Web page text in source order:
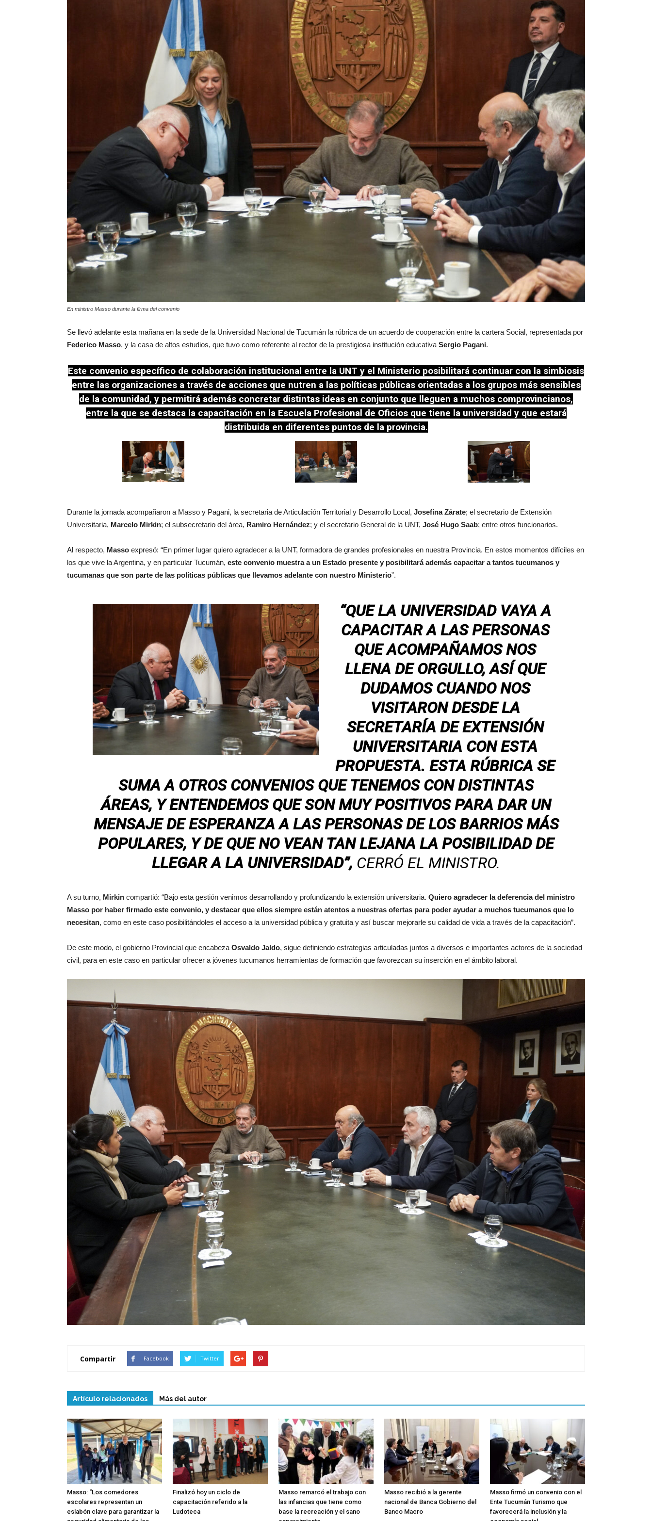
En ministro Masso durante la firma del convenio
Se llevó adelante esta mañana en la sede de la Universidad Nacional de Tucumán la rúbrica de un acuerdo de cooperación entre la cartera Social, representada por
Federico Masso, y la casa de altos estudios, que tuvo como referente al rector de la prestigiosa institución educativa Sergio Pagani.
Este convenio específico de colaboración institucional entre la UNT y el Ministerio posibilitará continuar con la simbiosis
entre las organizaciones a través de acciones que nutren a las políticas públicas orientadas a los grupos más sensibles
de la comunidad, y permitirá además concretar distintas ideas en conjunto que lleguen a muchos comprovincianos,
entre la que se destaca la capacitación en la Escuela Profesional de Oficios que tiene la universidad y que estará
distribuida en diferentes puntos de la provincia.
Durante la jornada acompañaron a Masso y Pagani, la secretaria de Articulación Territorial y Desarrollo Local, Josefina Zárate; el secretario de Extensión
Universitaria, Marcelo Mirkin; el subsecretario del área, Ramiro Hernández; y el secretario General de la UNT, José Hugo Saab; entre otros funcionarios.
Al respecto, Masso expresó: “En primer lugar quiero agradecer a la UNT, formadora de grandes profesionales en nuestra Provincia. En estos momentos difíciles en
los que vive la Argentina, y en particular Tucumán, este convenio muestra a un Estado presente y posibilitará además capacitar a tantos tucumanos y
tucumanas que son parte de las políticas públicas que llevamos adelante con nuestro Ministerio”.
“QUE LA UNIVERSIDAD VAYA A
CAPACITAR A LAS PERSONAS
QUE ACOMPAÑAMOS NOS
LLENA DE ORGULLO, ASÍ QUE
DUDAMOS CUANDO NOS
VISITARON DESDE LA
SECRETARÍA DE EXTENSIÓN
UNIVERSITARIA CON ESTA
PROPUESTA. ESTA RÚBRICA SE
SUMA A OTROS CONVENIOS QUE TENEMOS CON DISTINTAS
ÁREAS, Y ENTENDEMOS QUE SON MUY POSITIVOS PARA DAR UN
MENSAJE DE ESPERANZA A LAS PERSONAS DE LOS BARRIOS MÁS
POPULARES, Y DE QUE NO VEAN TAN LEJANA LA POSIBILIDAD DE
LLEGAR A LA UNIVERSIDAD”, CERRÓ EL MINISTRO.
A su turno, Mirkin compartió: “Bajo esta gestión venimos desarrollando y profundizando la extensión universitaria. Quiero agradecer la deferencia del ministro
Masso por haber firmado este convenio, y destacar que ellos siempre están atentos a nuestras ofertas para poder ayudar a muchos tucumanos que lo
necesitan, como en este caso posibilitándoles el acceso a la universidad pública y gratuita y así buscar mejorarle su calidad de vida a través de la capacitación”.
De este modo, el gobierno Provincial que encabeza Osvaldo Jaldo, sigue definiendo estrategias articuladas juntos a diversos e importantes actores de la sociedad
civil, para en este caso en particular ofrecer a jóvenes tucumanos herramientas de formación que favorezcan su inserción en el ámbito laboral.
Compartir Facebook Twitter
Artículo relacionados Más del autor
Masso: “Los comedores
escolares representan un
eslabón clave para garantizar la
Finalizó hoy un ciclo de
capacitación referido a la
Ludoteca
Masso remarcó el trabajo con
las infancias que tiene como
base la recreación y el sano
Masso recibió a la gerente
nacional de Banca Gobierno del
Banco Macro
Masso firmó un convenio con el
Ente Tucumán Turismo que
favorecerá la inclusión y la